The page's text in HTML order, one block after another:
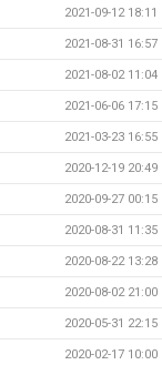
2021-09-12 18:11
2021-08-31 16:57
2021-08-02 11:04
2021-06-06 17:15
2021-03-23 16:55
2020-12-19 20:49
2020-09-27 00:15
2020-08-31 11:35
2020-08-22 13:28
2020-08-02 21:00
2020-05-31 22:15
2020-02-17 10:00